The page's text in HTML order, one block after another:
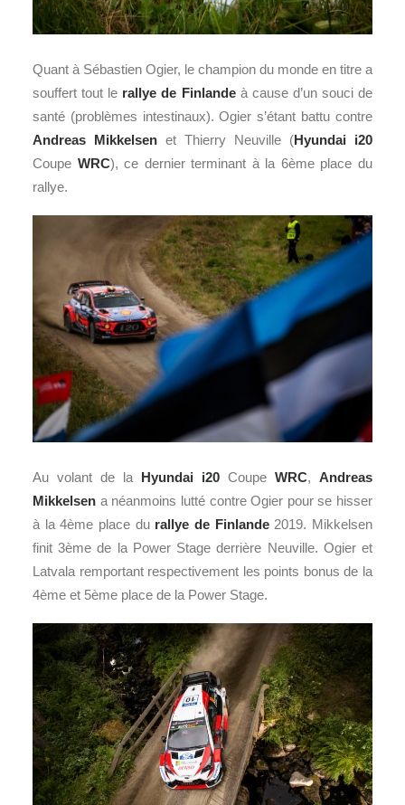
Quant à Sébastien Ogier, le champion du monde en titre a
souffert tout le rallye de Finlandeà cause d’un souci de
santé (problèmes intestinaux). Ogier s’étant battu contre
Andreas Mikkelsen et Thierry Neuville (Hyundai i20
Coupe WRC), ce dernier terminant à la 6ème place du
rallye.
Au volant de la Hyundai i20 Coupe WRC, Andreas
Mikkelsen a néanmoins lutté contre Ogier pour se hisser
à la 4ème place du rallye de Finlande2019. Mikkelsen
finit 3ème de la Power Stage derrière Neuville. Ogier et
Latvala remportant respectivement les points bonus de la
4ème et 5ème place de la Power Stage.